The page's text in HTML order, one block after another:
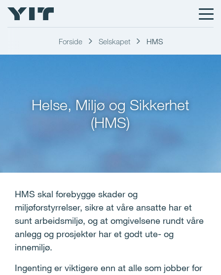
Forside Selskapet HMS
Helse, Miljø og Sikkerhet
(HMS)
HMS skal forebygge skader og
miljøforstyrrelser, sikre at våre ansatte har et
sunt arbeidsmiljø, og at omgivelsene rundt våre
anlegg og prosjekter har et godt ute- og
innemiljø.
Ingenting er viktigere enn at alle som jobber for